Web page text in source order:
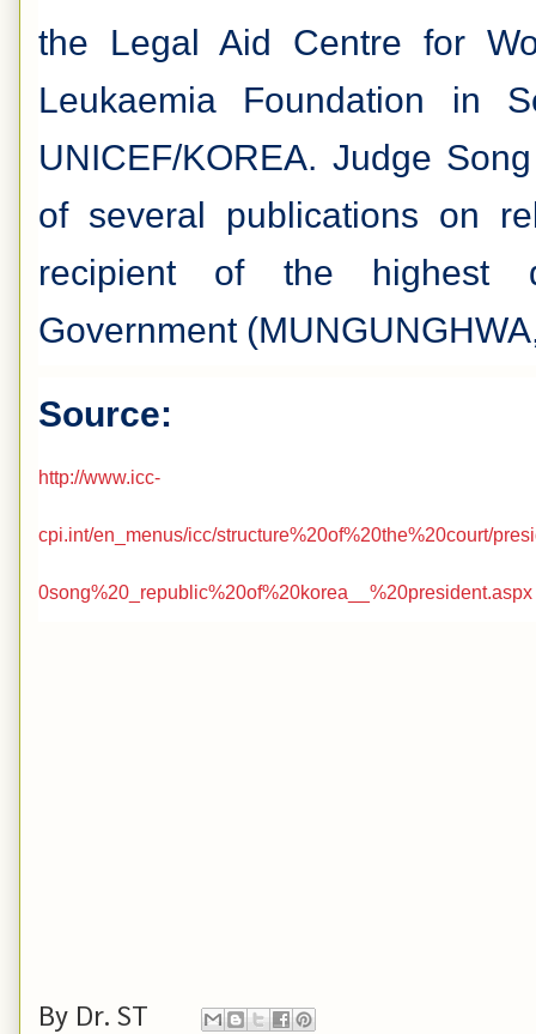
the Legal Aid Centre for
Leukaemia Foundation in
UNICEF/KOREA. Judge
of several publications on
recipient of the highest
Government
Source:
http://www.icc-
cpi.int/en_menus/icc/structure%20of%20the%20court/
0song%20_republic%20of%20korea__%20president.aspx
By Dr. ST